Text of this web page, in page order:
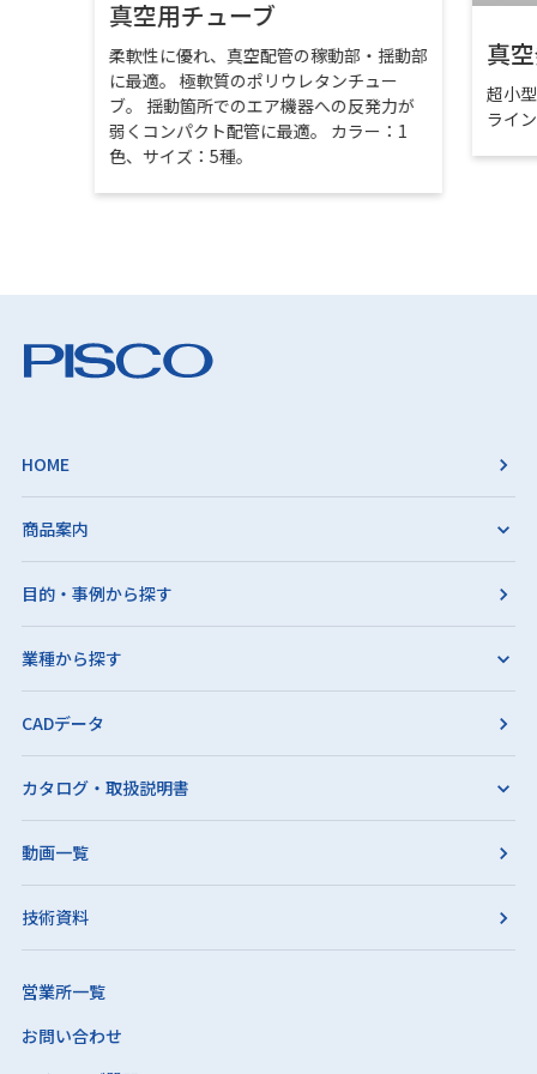
真空用チューブ
柔軟性に優れ、真空配管の稼動部・揺動部
に最適。 極軟質のポリウレタンチュー
ブ。 揺動箇所でのエア機器への反発力が
弱くコンパクト配管に最適。 カラー：1
色、サイズ：5種。
真
超小
ライ
HOME
商品案内
目的・事例から探す
業種から探す
CADデータ
カタログ・取扱説明書
動画一覧
技術資料
営業所一覧
お問い合わせ